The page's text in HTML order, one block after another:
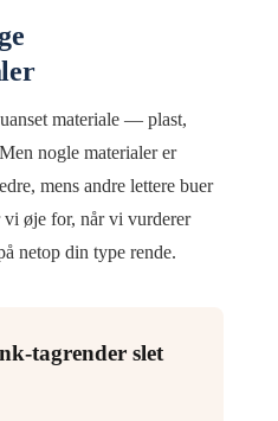
materiale — plast,
nogle materialer er
mens andre lettere buer
vi øje for, når vi vurderer
netop din type rende.
tagrender slet